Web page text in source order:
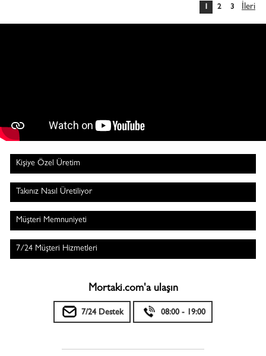
İleri
1 2 3
Kişiye Özel Üretim
Takınız Nasıl Üretiliyor
Müşteri Memnuniyeti
7/24 Müşteri Hizmetleri
Mortaki.com'a ulaşın
7/24 Destek 08:00 - 19:00